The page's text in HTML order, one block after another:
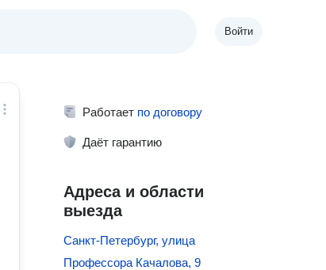
Войти
Работает по договору
Даёт гарантию
Адреса и области
выезда
Санкт-Петербург, улица
Профессора Качалова, 9